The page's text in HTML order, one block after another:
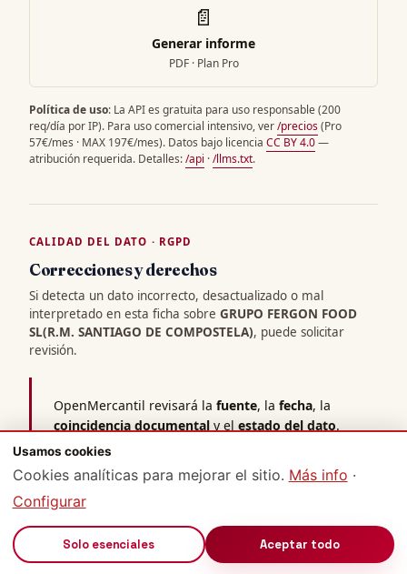
📄
Generar informe
PDF · Plan Pro
Política de uso: La API es gratuita para uso responsable (200
req/día por IP). Para uso comercial intensivo, ver/precios(Pro
57€/mes · MAX 197€/mes). Datos bajo licencia CC BY 4.0—
atribución requerida. Detalles:/api ·/llms.txt.
CALIDAD DEL DATO · RGPD
Correcciones y derechos
Si detecta un dato incorrecto, desactualizado o mal
interpretado en esta ficha sobre GRUPO FERGON FOOD
SL(R.M. SANTIAGO DE COMPOSTELA), puede solicitar
revisión.
OpenMercantil revisará la fuente, la fecha, la
coincidencia documental y el estado del dato.
Compromiso de respuesta: 7 días hábiles.
Actualización de datos
Usamos cookies
Cookies analíticas para mejorar el sitio. Más info ·
Configurar
Solo esenciales Aceptar todo